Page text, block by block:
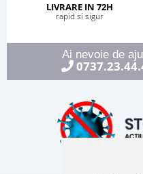
LIVRARE IN 72H
rapid si sigur
Ai nevoie de